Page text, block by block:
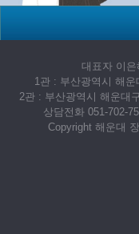
대표자 이
1관 : 부산광역시 해
2관 : 부산광역시 해운대
상담전화 051-702-
Copyright 해운대